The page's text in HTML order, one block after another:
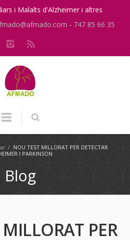
i Malalts d'Alzheimer i altres
- 747 85 66 35
/ NOU TEST MILLORAT PER DETECTAR
I PARKINSON
Blog
PER